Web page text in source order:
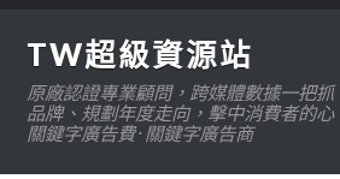
TW超級資源站
原廠認證專業顧問，跨媒體數據一把
品牌、規劃年度走向，擊中消費者的心
關鍵字廣告費 · 關鍵字廣告商